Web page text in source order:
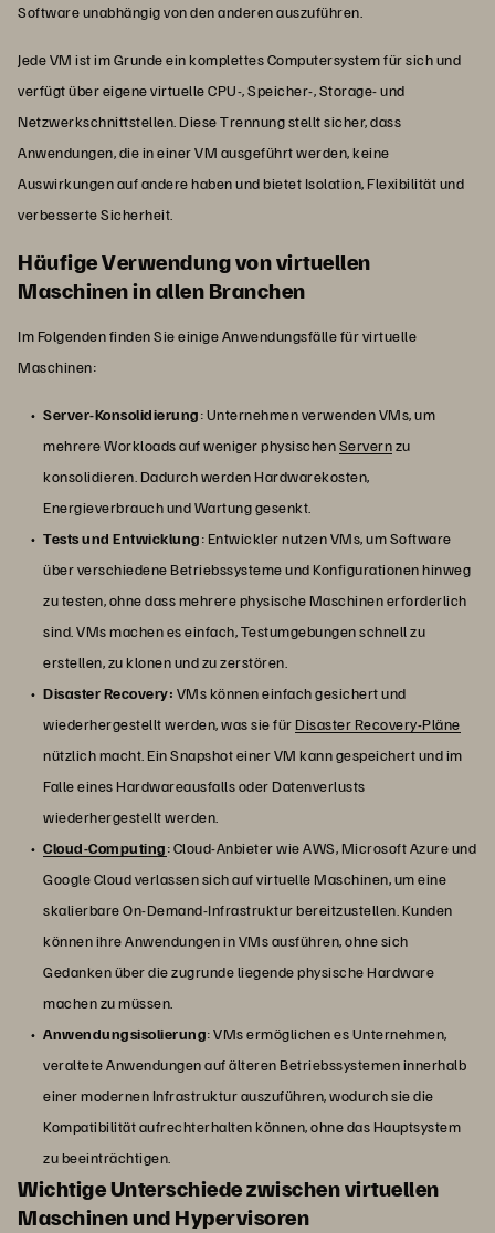
Software unabhängig von den anderen auszuführen.
Jede VM ist im Grunde ein komplettes Computersystem für sich und
verfügt über eigene virtuelle CPU-, Speicher-, Storage- und
Netzwerkschnittstellen. Diese Trennung stellt sicher, dass
Anwendungen, die in einer VM ausgeführt werden, keine
Auswirkungen auf andere haben und bietet Isolation, Flexibilität und
verbesserte Sicherheit.
Häufige Verwendung von virtuellen
Maschinen in allen Branchen
Im Folgenden finden Sie einige Anwendungsfälle für virtuelle
Maschinen:
Server-Konsolidierung: Unternehmen verwenden VMs, um
mehrere Workloads auf weniger physischenServernzu
konsolidieren. Dadurch werden Hardwarekosten,
Energieverbrauch und Wartung gesenkt.
Tests und Entwicklung: Entwickler nutzen VMs, um Software
über verschiedene Betriebssysteme und Konfigurationen hinweg
zu testen, ohne dass mehrere physische Maschinen erforderlich
sind. VMs machen es einfach, Testumgebungen schnell zu
erstellen, zu klonen und zu zerstören.
Disaster Recovery: VMs können einfach gesichert und
wiederhergestellt werden, was sie fürDisaster Recovery-Pläne
nützlich macht. Ein Snapshot einer VM kann gespeichert und im
Falle eines Hardwareausfalls oder Datenverlusts
wiederhergestellt werden.
Cloud-Computing: Cloud-Anbieter wie AWS, Microsoft Azure und
Google Cloud verlassen sich auf virtuelle Maschinen, um eine
skalierbare On-Demand-Infrastruktur bereitzustellen. Kunden
können ihre Anwendungen in VMs ausführen, ohne sich
Gedanken über die zugrunde liegende physische Hardware
machen zu müssen.
Anwendungsisolierung: VMs ermöglichen es Unternehmen,
veraltete Anwendungen auf älteren Betriebssystemen innerhalb
einer modernen Infrastruktur auszuführen, wodurch sie die
Kompatibilität aufrechterhalten können, ohne das Hauptsystem
zu beeinträchtigen.
Wichtige Unterschiede zwischen virtuellen
Maschinen und Hypervisoren